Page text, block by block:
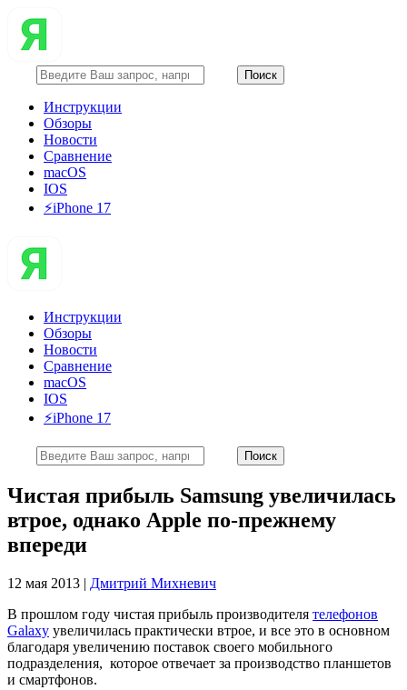
Инструкции
Обзоры
Новости
Сравнение
macOS
IOS
⚡️iPhone 17
Инструкции
Обзоры
Новости
Сравнение
macOS
IOS
⚡️iPhone 17
Чистая прибыль Samsung увеличилась
втрое, однако Apple по-прежнему
впереди
12 мая 2013 | Дмитрий Михневич
В прошлом году чистая прибыль производителя телефонов
Galaxy увеличилась практически втрое, и все это в основном
благодаря увеличению поставок своего мобильного
подразделения, которое отвечает за производство планшетов
и смартфонов.